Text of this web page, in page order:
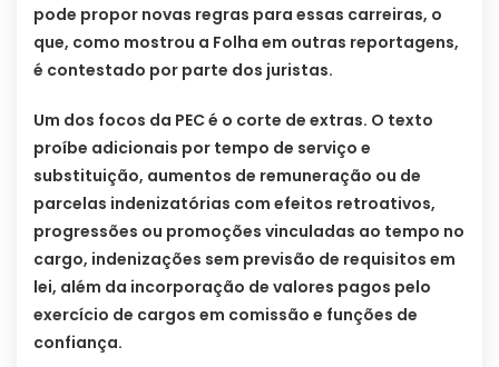
pode propor novas regras para essas carreiras, o
que, como mostrou a Folha em outras reportagens,
é contestado por parte dos juristas.
Um dos focos da PEC é o corte de extras. O texto
proíbe adicionais por tempo de serviço e
substituição, aumentos de remuneração ou de
parcelas indenizatórias com efeitos retroativos,
progressões ou promoções vinculadas ao tempo no
cargo, indenizações sem previsão de requisitos em
lei, além da incorporação de valores pagos pelo
exercício de cargos em comissão e funções de
confiança.